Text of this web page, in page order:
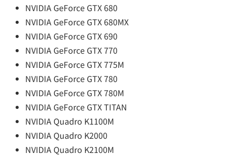
NVIDIA GeForce GTX 680
NVIDIA GeForce GTX 680MX
NVIDIA GeForce GTX 690
NVIDIA GeForce GTX 770
NVIDIA GeForce GTX 775M
NVIDIA GeForce GTX 780
NVIDIA GeForce GTX 780M
NVIDIA GeForce GTX TITAN
NVIDIA Quadro K1100M
NVIDIA Quadro K2000
NVIDIA Quadro K2100M